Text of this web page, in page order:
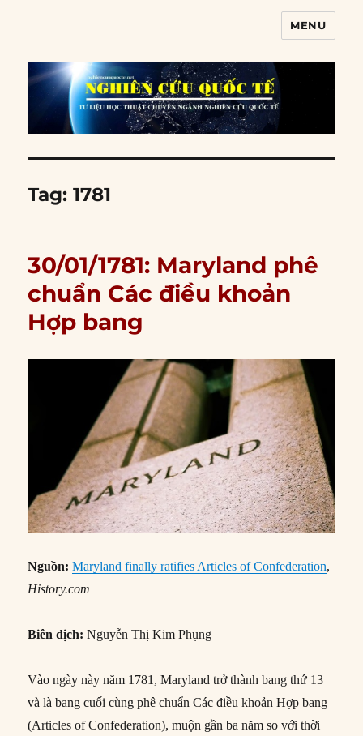
MENU
Tag:1781
30/01/1781: Maryland phê
chuẩn Các điều khoản
Hợp bang
Nguồn: Maryland finally ratifies Articles of Confederation,
History.com
Biên dịch:Nguyễn Thị Kim Phụng
Vào ngày này năm 1781, Maryland trở thành bang thứ 13
và là bang cuối cùng phê chuẩn Các điều khoản Hợp bang
(Articles of Confederation), muộn gần ba năm so với thời